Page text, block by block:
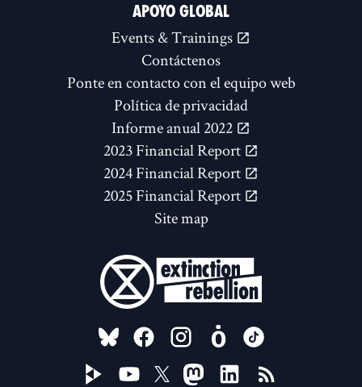
APOYO GLOBAL
Events & Trainings
Contáctenos
Ponte en contacto con el equipo web
Política de privacidad
Informe anual 2022
2023 Financial Report
2024 Financial Report
2025 Financial Report
Site map
FOLLOW US ON